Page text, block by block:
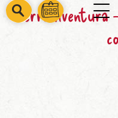
Terra Aventura